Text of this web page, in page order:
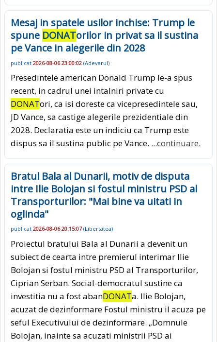
Mesaj in spatele usilor inchise: Trump le
spune DONATorilor in privat sa il sustina
pe Vance in alegerile din 2028
publicat 2026-08-06 23:00:02 (Adevarul)
Presedintele american Donald Trump le-a spus
recent, in cadrul unei intalniri private cu
DONATori, ca isi doreste ca vicepresedintele sau,
JD Vance, sa castige alegerile prezidentiale din
2028. Declaratia este un indiciu ca Trump este
dispus sa il sustina public pe Vance. ...continuare.
Bratul Bala al Dunarii, motiv de disputa
intre Ilie Bolojan si fostul ministru PSD al
Transporturilor: "Mai bine va uitati in
oglinda"
publicat 2026-08-06 20:15:07(Libertatea)
Proiectul bratului Bala al Dunarii a devenit un
subiect de cearta intre premierul interimar Ilie
Bolojan si fostul ministru PSD al Transporturilor,
Ciprian Serban. Social-democratul sustine ca
investitia nu a fost abanDONATa. Ilie Bolojan,
acuzat de dezinformare Fostul ministru il acuza pe
seful Executivului de dezinformare. „Domnule
Bolojan, inainte sa acuzati ministrii PSD ai